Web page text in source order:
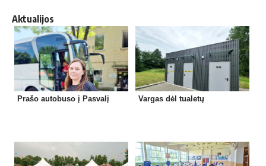
Aktualijos
Prašo autobuso į Pasvalį Vargas dėl tualetų